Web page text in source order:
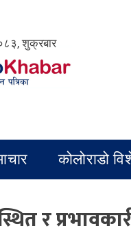
शुक्रबार
कोलोराडो
र